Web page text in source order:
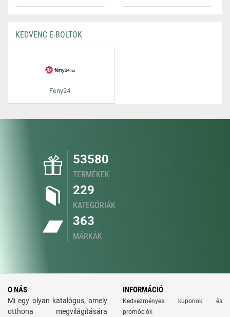
KEDVENC E-BOLTOK
Feny24
53580
TERMÉKEK
229
KATEGÓRIÁK
363
MÁRKÁK
O NÁS
Mi egy olyan katalógus, amely
otthona megvilágítására
INFORMÁCIÓ
Kedvezményes kuponok és
promóciók